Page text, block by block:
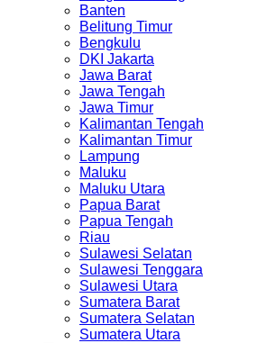
Banten
Belitung Timur
Bengkulu
DKI Jakarta
Jawa Barat
Jawa Tengah
Jawa Timur
Kalimantan Tengah
Kalimantan Timur
Lampung
Maluku
Maluku Utara
Papua Barat
Papua Tengah
Riau
Sulawesi Selatan
Sulawesi Tenggara
Sulawesi Utara
Sumatera Barat
Sumatera Selatan
Sumatera Utara